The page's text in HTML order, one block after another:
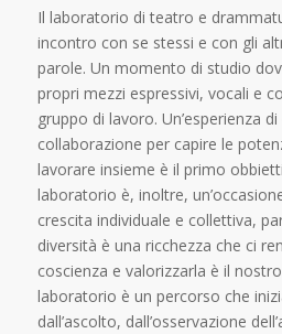
Il laboratorio di teatro e
incontro con se stessi e con gli
parole. Un momento di studio
propri mezzi espressivi, vocali e
gruppo di lavoro. Un’esperienza
collaborazione per capire le
lavorare insieme è il primo
laboratorio è, inoltre,
crescita individuale e collettiva,
diversità è una ricchezza che ci
coscienza e valorizzarla è il
laboratorio è un percorso che
dall’ascolto, dall’osservazione